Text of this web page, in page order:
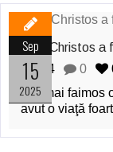
Sep
15
2025
Iisus Christos a
64
0
Cel mai faimos
avut o viaţă